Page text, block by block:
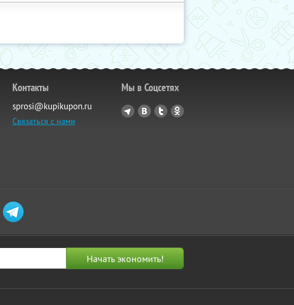
Контакты
sprosi@kupikupon.ru
Связаться с нами
Мы в Соцсетях